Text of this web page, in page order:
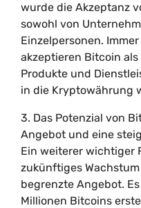
wurde die Akzeptanz
sowohl von
Einzelpersonen.
akzeptieren Bitcoin
Produkte und
in die Kryptowährung
3. Das Potenzial von
Angebot und eine
Ein weiterer wichtiger
zukünftiges
begrenzte Angebot.
Millionen Bitcoins